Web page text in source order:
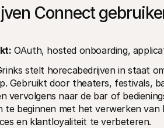
Connect
OAuth, hosted onboarding,
stelt horecabedrijven in staat
Gebruikt door theaters, festivals,
vervolgens naar de bar of
te beginnen met het verwerken van
en klantloyaliteit te verbeteren.